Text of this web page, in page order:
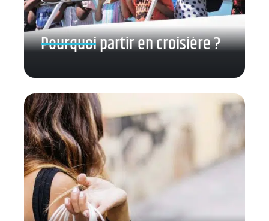
Pourquoi partir en croisière ?